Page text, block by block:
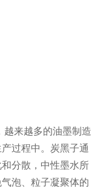
越来越多的油墨制造
过程中。炭黑子通
分散，中性墨水所
泡、粒子凝聚体的